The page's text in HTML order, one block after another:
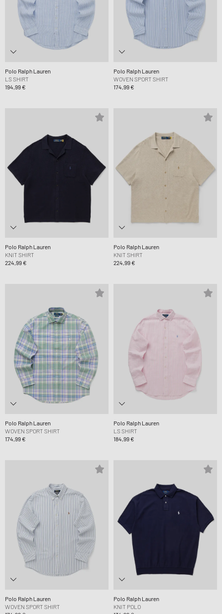
Polo Ralph Lauren
LS SHIRT
194,99 €
Polo Ralph Lauren
WOVEN SPORT SHIRT
174,99 €
Polo Ralph Lauren
KNIT SHIRT
224,99 €
Polo Ralph Lauren
KNIT SHIRT
224,99 €
Polo Ralph Lauren
WOVEN SPORT SHIRT
174,99 €
Polo Ralph Lauren
LS SHIRT
184,99 €
Polo Ralph Lauren
WOVEN SPORT SHIRT
Polo Ralph Lauren
KNIT POLO